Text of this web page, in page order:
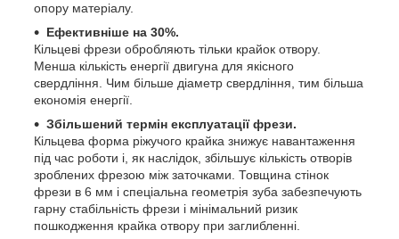
опору матеріалу.
Eфективніше на 30%.
Кільцеві фрези обробляють тільки крайок отвору.
Менша кількість енергії двигуна для якісного
свердління. Чим більше діаметр свердління, тим більша
економія енергії.
Збільшений термін експлуатації фрези.
Кільцева форма ріжучого крайка знижує навантаження
під час роботи і, як наслідок, збільшує кількість отворів
зроблених фрезою між заточками. Товщина стінок
фрези в 6 мм і спеціальна геометрія зуба забезпечують
гарну стабільність фрези і мінімальний ризик
пошкодження крайка отвору при заглибленні.